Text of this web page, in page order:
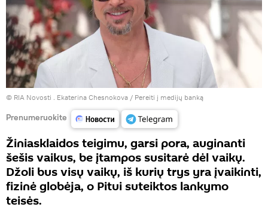
© RIA Novosti . Ekaterina Chesnokova / Pereiti į medijų banką
Prenumeruokite
Žiniasklaidos teigimu, garsi pora, auginanti
šešis vaikus, be įtampos susitarė dėl vaikų.
Džoli bus visų vaikų, iš kurių trys yra įvaikinti,
fizinė globėja, o Pitui suteiktos lankymo
teisės.